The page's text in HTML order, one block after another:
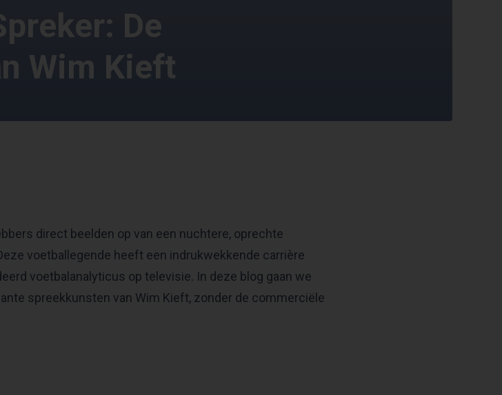
De
Wim Kieft
direct beelden op van een nuchtere, oprechte
voetballegende heeft een indrukwekkende carrière
voetbalanalyticus op televisie. In deze blog gaan we
spreekkunsten van Wim Kieft, zonder de commerciële